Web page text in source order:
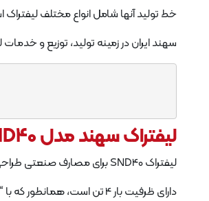
خط تولید آنها شامل انواع مختلف
سهند ایران در زمینه تولید، توزیع و
لیفتراک سهند مدل SND40
لیفتراک SND40 برای مصارف صنعتی طراحی شده است و برای انجام کارهای مختلف جابجایی مواد مجهز شده است.
دارای ظرفیت بار 4 تن است، همانطور که با “40” در نام مدل مشخص شده است.